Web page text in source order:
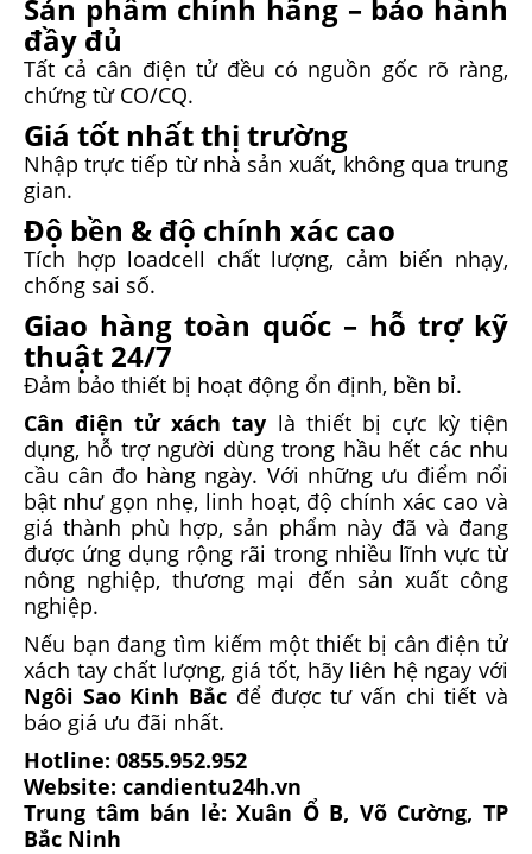
Sản phẩm chính hãng – bảo hành
đầy đủ
Tất cả cân điện tử đều có nguồn gốc rõ ràng,
chứng từ CO/CQ.
Giá tốt nhất thị trường
Nhập trực tiếp từ nhà sản xuất, không qua trung
gian.
Độ bền & độ chính xác cao
Tích hợp loadcell chất lượng, cảm biến nhạy,
chống sai số.
Giao hàng toàn quốc – hỗ trợ kỹ
thuật 24/7
Đảm bảo thiết bị hoạt động ổn định, bền bỉ.
Cân điện tử xách tay là thiết bị cực kỳ tiện
dụng, hỗ trợ người dùng trong hầu hết các nhu
cầu cân đo hàng ngày. Với những ưu điểm nổi
bật như gọn nhẹ, linh hoạt, độ chính xác cao và
giá thành phù hợp, sản phẩm này đã và đang
được ứng dụng rộng rãi trong nhiều lĩnh vực từ
nông nghiệp, thương mại đến sản xuất công
nghiệp.
Nếu bạn đang tìm kiếm một thiết bị cân điện tử
xách tay chất lượng, giá tốt, hãy liên hệ ngay với
Ngôi Sao Kinh Bắc để được tư vấn chi tiết và
báo giá ưu đãi nhất.
Hotline: 0855.952.952
Website: candientu24h.vn
Trung tâm bán lẻ: Xuân Ổ B, Võ Cường, TP
Bắc Ninh